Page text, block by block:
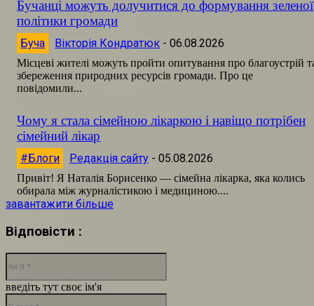
Бучанці можуть долучитися до формування зеленої
політики громади
Буча Вікторія Кондратюк - 06.08.2026
Місцеві жителі можуть пройти опитування про благоустрій
збереження природних ресурсів громади. Про це
повідомили...
Чому я стала сімейною лікаркою і навіщо потрібен
сімейний лікар
#Блоги Редакція сайту - 05.08.2026
Привіт! Я Наталія Борисенко — сімейна лікарка, яка колись
обирала між журналістикою і медициною....
завантажити більше
Відповісти :
введіть тут своє ім'я